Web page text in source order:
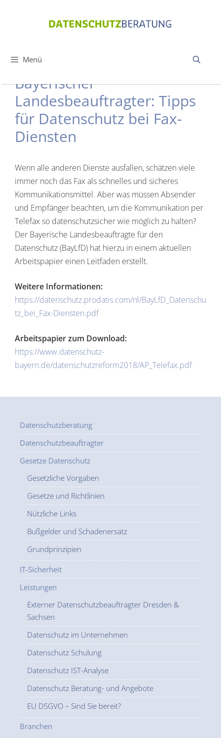
Menü
Bayerischer
Landesbeauftragter: Tipps
für Datenschutz bei Fax-
Diensten
Wenn alle anderen Dienste ausfallen, schätzen viele
immer noch das Fax als schnelles und sicheres
Kommunikationsmittel. Aber was müssen Absender
und Empfänger beachten, um die Kommunikation per
Telefax so datenschutzsicher wie möglich zu halten?
Der Bayerische Landesbeauftragte für den
Datenschutz (BayLfD) hat hierzu in einem aktuellen
Arbeitspapier einen Leitfaden erstellt.
Weitere Informationen:
https://datenschutz.prodatis.com/nl/BayLfD_Datenschu
tz_bei_Fax-Diensten.pdf
Arbeitspapier zum Download:
https://www.datenschutz-
bayern.de/datenschutzreform2018/AP_Telefax.pdf
Datenschutzberatung
Datenschutzbeauftragter
Gesetze Datenschutz
Gesetzliche Vorgaben
Gesetze und Richtlinien
Nützliche Links
Bußgelder und Schadenersatz
Grundprinzipien
IT-Sicherheit
Leistungen
Externer Datenschutzbeauftragter Dresden &
Sachsen
Datenschutz im Unternehmen
Datenschutz Schulung
Datenschutz IST-Analyse
Datenschutz Beratung- und Angebote
EU DSGVO – Sind Sie bereit?
Branchen